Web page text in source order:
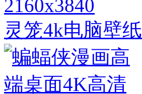
2160x3840
灵笼4k电脑壁